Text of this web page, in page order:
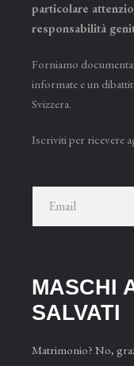
particolare
responsabilità
Forniamo
informate e un
Svizzera.
Iscriviti per ricevere
MASCHI
SAL­VATI
Matrimonio? No,